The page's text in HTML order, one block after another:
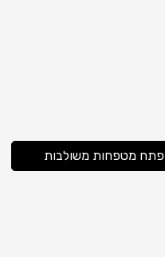
פתח מטפחות משולבות